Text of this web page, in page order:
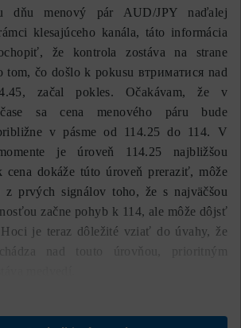
dňu menový pár AUD/JPY naďalej
klesajúceho kanála, táto informácia
že kontrola zostáva na strane
tom, čo došlo k pokusu втриматися nad
začal pokles. Očakávam, že v
sa cena menového páru bude
v pásme od 114.25 do 114. V
je úroveň 114.25 najbližšou
cena dokáže túto úroveň preraziť, môže
prvých signálov toho, že s najväčšou
začne pohyb k 114, ale môže dôjsť
je teraz dôležité vziať do úvahy, že
nad touto úrovňou, prioritným